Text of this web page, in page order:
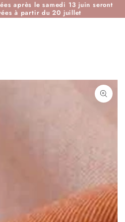
après le samedi 13 juin seront
à partir du 20 juillet